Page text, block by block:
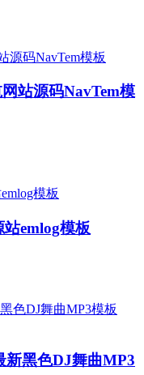
站源码NavTem模
emlog模板
新黑色DJ舞曲MP3